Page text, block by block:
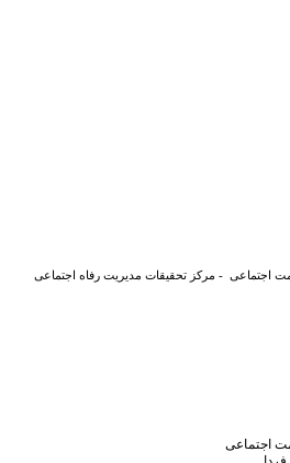
اجتماعی - مرکز تحقیقات مدیریت رفاه اجتماعی
اجتماعی